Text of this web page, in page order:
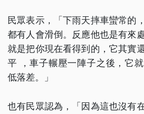
民眾表示，「下雨天摔車蠻常的
都有人會滑倒。反應他也是有來
就是把你現在看得到的，它其實
平 ，車子輾壓一陣子之後，它
低落差。」
也有民眾認為，「因為這也沒有